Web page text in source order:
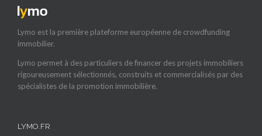
Lymo est la première plateforme européenne de crowdfunding
immobilier.
Lymo permet à des particuliers de financer des projets immobiliers
rigoureusement sélectionnés, construits et commercialisés par des
spécialistes de la promotion immobilière.
LYMO.FR